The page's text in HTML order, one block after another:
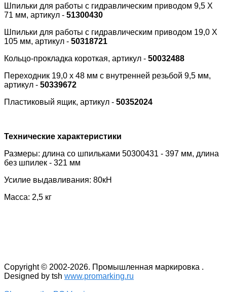
Шпильки для работы с гидравлическим приводом 9,5 X
71 мм, артикул - 51300430
Шпильки для работы с гидравлическим приводом 19,0 X
105 мм, артикул - 50318721
Кольцо-прокладка короткая, артикул - 50032488
Переходник 19,0 x 48 мм с внутренней резьбой 9,5 мм,
артикул - 50339672
Пластиковый ящик, артикул - 50352024
Технические характеристики
Размеры: длина со шпильками 50300431 - 397 мм, длина
без шпилек - 321 мм
Усилие выдавливания: 80кН
Масса: 2,5 кг
Copyright © 2002-2026. Промышленная маркировка .
Designed by tsh www.promarking.ru